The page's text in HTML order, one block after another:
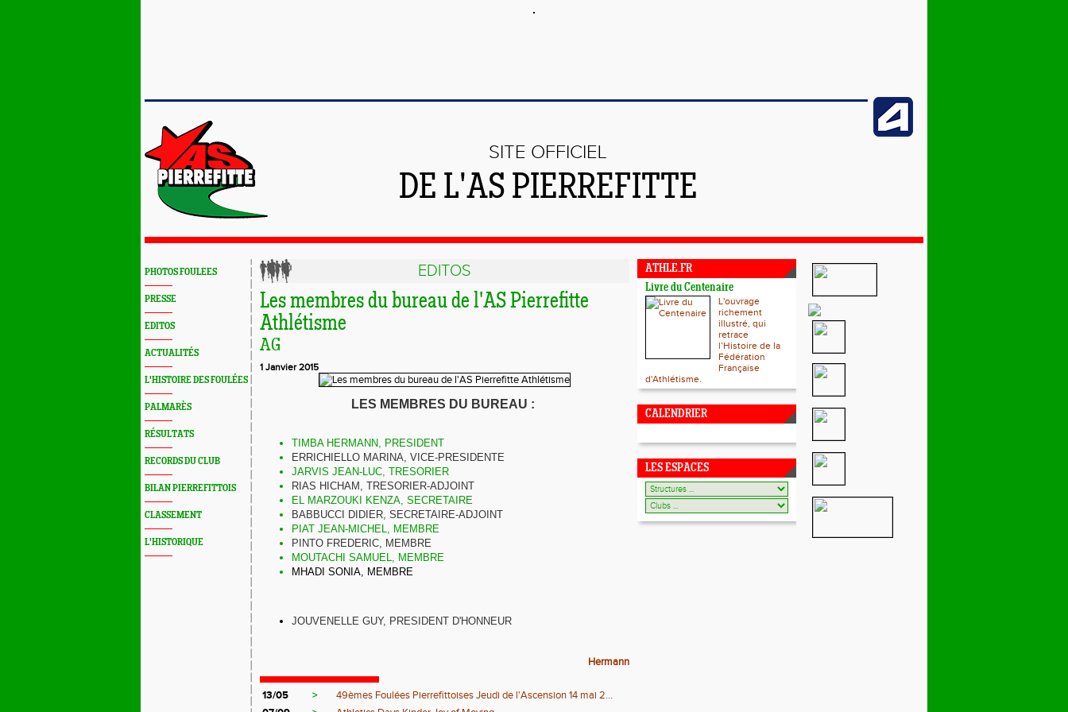
SITE OFFICIEL
DE L'AS PIERREFITTE
PHOTOS FOULEES
PRESSE
EDITOS
ACTUALITÉS
L'HISTOIRE DES FOULÉES
PALMARÈS
RÉSULTATS
RECORDS DU CLUB
BILAN PIERREFITTOIS
CLASSEMENT
L'HISTORIQUE
EDITOS
Les membres du bureau de l'AS Pierrefitte
Athlétisme
AG
1 Janvier 2015
LES MEMBRES DU BUREAU :
TIMBA HERMANN, PRESIDENT
ERRICHIELLO MARINA, VICE-PRESIDENTE
JARVIS JEAN-LUC, TRESORIER
RIAS HICHAM, TRESORIER-ADJOINT
EL MARZOUKI KENZA, SECRETAIRE
BABBUCCI DIDIER, SECRETAIRE-ADJOINT
PIAT JEAN-MICHEL, MEMBRE
PINTO FREDERIC, MEMBRE
MOUTACHI SAMUEL, MEMBRE
MHADI SONIA, MEMBRE
JOUVENELLE GUY, PRESIDENT D'HONNEUR
Hermann
13/05 >
49èmes Foulées Pierrefittoises Jeudi de l'Ascension 14 mai 2...
ATHLE.FR
Livre du Centenaire
L'ouvrage
richement
illustré, qui
retrace
l’Histoire de la
Fédération
Française
d'Athlétisme.
CALENDRIER
LES ESPACES